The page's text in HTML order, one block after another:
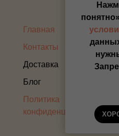
Главная
Контакты
Доставка
Блог
Политика
конфиденциальности